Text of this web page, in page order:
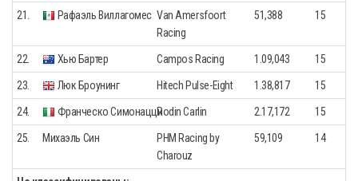
21. Рафаэль Виллагомес Van Amersfoort
Racing
51,388 15
22. Хью Бартер Campos Racing 1.09,043 15
23. Люк Броунинг Hitech Pulse-Eight 1.38,817 15
24. Франческо СимонацциRodin Carlin 2.17,172 15
25. Михаэль Син
PHM Racing by
Charouz
59,109 14